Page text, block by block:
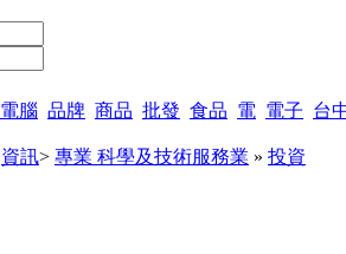
電腦 品牌 商品 批發 食品 電 電子 台
資訊> 專業 科學及技術服務業 » 投資